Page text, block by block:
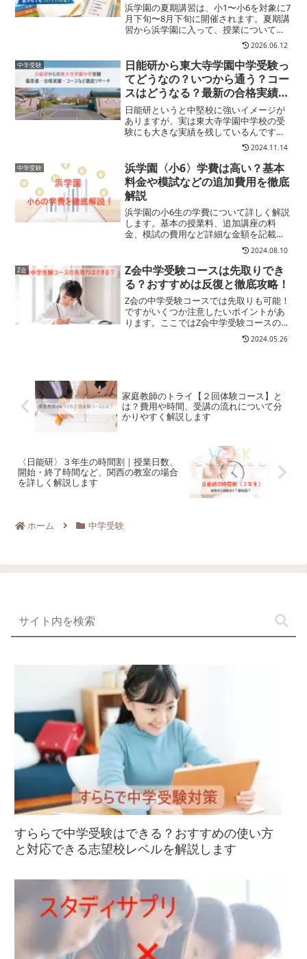
浜学園の夏期講習は、小1〜小6を対象に7
月下旬〜8月下旬に開催されます。夏期講
習から浜学園に入って、授業についてい
けるのかなカリキュラムが難しすぎない
かなそんな不安を感じる保護者の方も多
いと思います。浜学園の夏期講習は、各
学年とも1学期末ま...
2026.06.12
中学受験
日能研から東大寺学園中学受験っ
てどうなの？いつから通う？コー
スはどうなる？最新の合格実績と
偏差値についてもリサーチしまし
た
日能研というと中堅校に強いイメージが
ありますが、実は東大寺学園中学校の受
験にも大きな実績を残しているんです。
2024年度の日能研の東大寺合格者数は54
名。東大寺受験の日能研生の60％が合格
しているんです。東大寺学園中学の受験
生全体の合格率は...
2024.11.14
中学受験
浜学園〈小6〉学費は高い？基本
料金や模試などの追加費用を徹底
解説
浜学園の小6生の学費について詳しく解説
します。基本の授業料、追加講座の料
金、模試の費用など詳細な金額を記載。
さらに希学園やサピックス、日能研、馬
淵教室など他の大手中学受験塾との比較
もしています。
2024.08.10
Z会
Z会中学受験コースは先取りでき
る？おすすめは反復と徹底攻略！
Z会の中学受験コースでは先取りも可能！
ですがいくつか注意したいポイントがあ
ります。ここではZ会中学受験コースの先
取りについて、申し込み方法や注意点、
おすすめの学習方法を解説します2024.05.26
家庭教師のトライ【２回体験コース】と
は？費用や時間、受講の流れについて分
かりやすく解説します
〈日能研〉３年生の時間割｜授業日数、
開始・終了時間など、関西の教室の場合
を詳しく解説します
ホーム 中学受験
すららで中学受験はできる？おすすめの使い方
と対応できる志望校レベルを解説します